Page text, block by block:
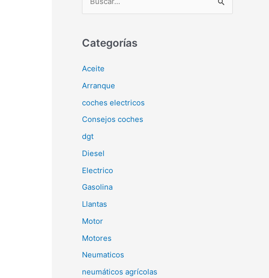
c
r
p
o
r
Categorías
Aceite
Arranque
coches electricos
Consejos coches
dgt
Diesel
Electrico
Gasolina
Llantas
Motor
Motores
Neumaticos
neumáticos agrícolas